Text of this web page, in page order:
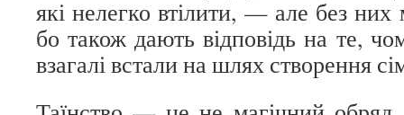
які нелегко втілити, — але без
бо також дають відповідь на те,
взагалі встали на шлях створення